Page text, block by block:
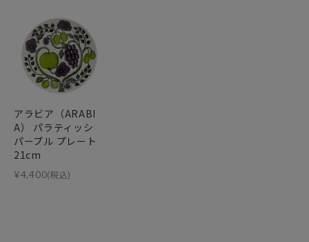
アラビア（ARABI
A） パラティッシ
パープル プレート
21cm
¥4,400(税込)